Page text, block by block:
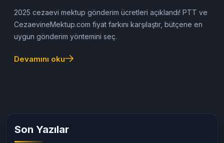
2025 cezaevi mektup gönderim ücretleri açıklandı! PTT ve
CezaevineMektup.com fiyat farkını karşılaştır, bütçene en
uygun gönderim yöntemini seç.
Devamını oku
Son Yazılar